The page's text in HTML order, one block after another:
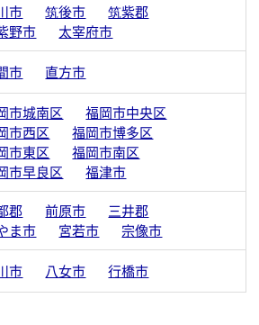
市 筑後市
筑紫郡
野市
太宰府市
市 直方市
市城南区
福岡市中央区
市西区
福岡市博多区
市東区
福岡市南区
市早良区
福津市
郡 前原市
三井郡
ま市
宮若市 宗像市
市 八女市 行橋市